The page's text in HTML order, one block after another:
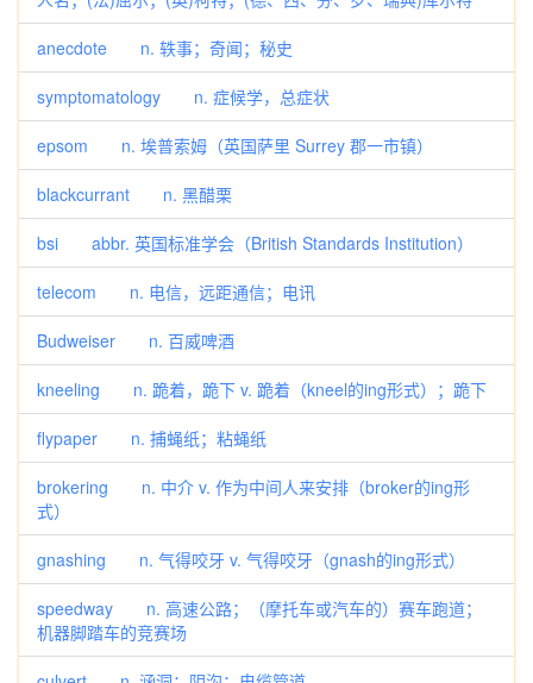
anecdote n. 轶事；奇闻；秘史
symptomatology n. 症候学，总症状
epsom n. 埃普索姆（英国萨里 Surrey 郡一市镇）
blackcurrant n. 黑醋栗
bsi abbr. 英国标准学会（British Standards Institution）
telecom n. 电信，远距通信；电讯
Budweiser n. 百威啤酒
kneeling n. 跪着，跪下 v. 跪着（kneel的ing形式）；跪下
flypaper n. 捕蝇纸；粘蝇纸
brokering n. 中介 v. 作为中间人来安排（broker的ing形
式）
gnashing n. 气得咬牙 v. 气得咬牙（gnash的ing形式）
speedway n. 高速公路；（摩托车或汽车的）赛车跑道；
机器脚踏车的竞赛场